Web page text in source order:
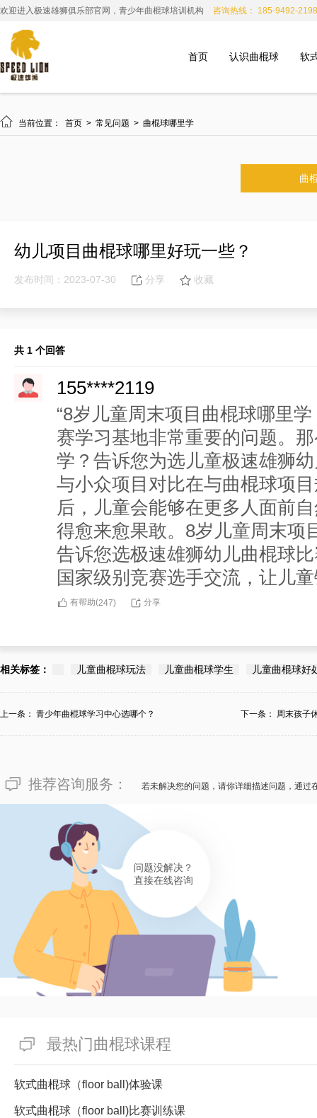
欢迎进入极速雄狮俱乐部官网，青少年曲棍球培训机构 咨询热线： 185-9492-2198
首页 认识曲棍球 软
 当前位置： 首页 > 常见问题 > 曲棍球哪里学
曲
幼儿项目曲棍球哪里好玩一些？
发布时间：2023-07-30 分享 收藏
共 1 个回答
155****2119
“8岁儿童周末项目曲棍球哪里
赛学习基地非常重要的问题。
学？告诉您为选儿童极速雄狮
与小众项目对比在与曲棍球项
后，儿童会能够在更多人面前
得愈来愈果敢。8岁儿童周末项
告诉您选极速雄狮幼儿曲棍球
国家级别竞赛选手交流，让儿
有帮助(247) 分享
相关标签： 儿童曲棍球玩法 儿童曲棍球学生 儿童曲棍球好
上一条： 青少年曲棍球学习中心选哪个？ 下一条： 周末孩子
推荐咨询服务： 若未解决您的问题，请你详细描述问题，通过
问题没解决？
直接在线咨询
最热门曲棍球课程
软式曲棍球（floor ball)体验课
软式曲棍球（floor ball)比赛训练课